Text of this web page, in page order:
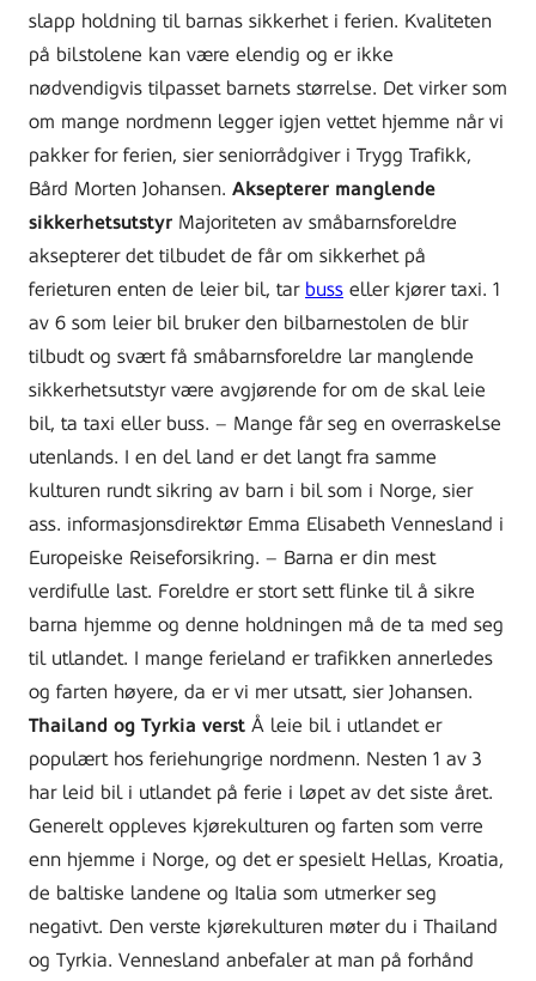
slapp holdning til barnas sikkerhet i ferien. Kvaliteten
på bilstolene kan være elendig og er ikke
nødvendigvis tilpasset barnets størrelse. Det virker som
om mange nordmenn legger igjen vettet hjemme når vi
pakker for ferien, sier seniorrådgiver i Trygg Trafikk,
Bård Morten Johansen. Aksepterer manglende
sikkerhetsutstyr Majoriteten av småbarnsforeldre
aksepterer det tilbudet de får om sikkerhet på
ferieturen enten de leier bil, tar buss eller kjører taxi. 1
av 6 som leier bil bruker den bilbarnestolen de blir
tilbudt og svært få småbarnsforeldre lar manglende
sikkerhetsutstyr være avgjørende for om de skal leie
bil, ta taxi eller buss. – Mange får seg en overraskelse
utenlands. I en del land er det langt fra samme
kulturen rundt sikring av barn i bil som i Norge, sier
ass. informasjonsdirektør Emma Elisabeth Vennesland i
Europeiske Reiseforsikring. – Barna er din mest
verdifulle last. Foreldre er stort sett flinke til å sikre
barna hjemme og denne holdningen må de ta med seg
til utlandet. I mange ferieland er trafikken annerledes
og farten høyere, da er vi mer utsatt, sier Johansen.
Thailand og Tyrkia verst Å leie bil i utlandet er
populært hos feriehungrige nordmenn. Nesten 1 av 3
har leid bil i utlandet på ferie i løpet av det siste året.
Generelt oppleves kjørekulturen og farten som verre
enn hjemme i Norge, og det er spesielt Hellas, Kroatia,
de baltiske landene og Italia som utmerker seg
negativt. Den verste kjørekulturen møter du i Thailand
og Tyrkia. Vennesland anbefaler at man på forhånd